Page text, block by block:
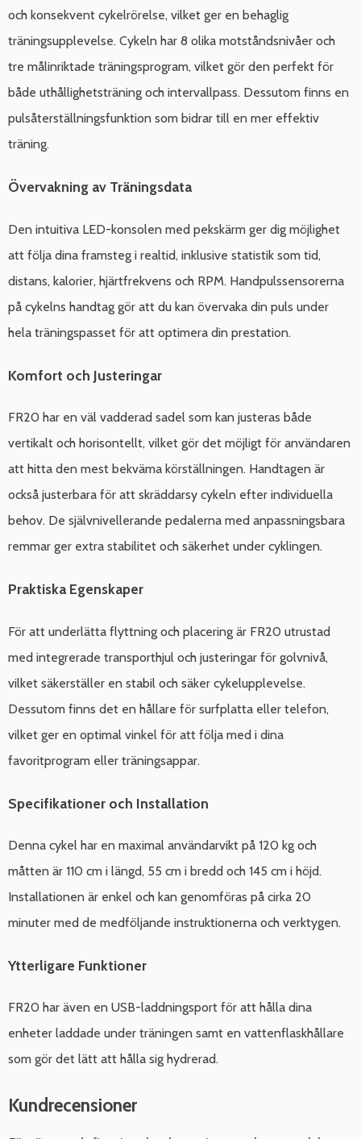
och konsekvent cykelrörelse, vilket ger en behaglig
träningsupplevelse. Cykeln har 8 olika motståndsnivåer och
tre målinriktade träningsprogram, vilket gör den perfekt för
både uthållighetsträning och intervallpass. Dessutom finns en
pulsåterställningsfunktion som bidrar till en mer effektiv
träning.
Övervakning av Träningsdata
Den intuitiva LED-konsolen med pekskärm ger dig möjlighet
att följa dina framsteg i realtid, inklusive statistik som tid,
distans, kalorier, hjärtfrekvens och RPM. Handpulssensorerna
på cykelns handtag gör att du kan övervaka din puls under
hela träningspasset för att optimera din prestation.
Komfort och Justeringar
FR20 har en väl vadderad sadel som kan justeras både
vertikalt och horisontellt, vilket gör det möjligt för användaren
att hitta den mest bekväma körställningen. Handtagen är
också justerbara för att skräddarsy cykeln efter individuella
behov. De självnivellerande pedalerna med anpassningsbara
remmar ger extra stabilitet och säkerhet under cyklingen.
Praktiska Egenskaper
För att underlätta flyttning och placering är FR20 utrustad
med integrerade transporthjul och justeringar för golvnivå,
vilket säkerställer en stabil och säker cykelupplevelse.
Dessutom finns det en hållare för surfplatta eller telefon,
vilket ger en optimal vinkel för att följa med i dina
favoritprogram eller träningsappar.
Specifikationer och Installation
Denna cykel har en maximal användarvikt på 120 kg och
måtten är 110 cm i längd, 55 cm i bredd och 145 cm i höjd.
Installationen är enkel och kan genomföras på cirka 20
minuter med de medföljande instruktionerna och verktygen.
Ytterligare Funktioner
FR20 har även en USB-laddningsport för att hålla dina
enheter laddade under träningen samt en vattenflaskhållare
som gör det lätt att hålla sig hydrerad.
Kundrecensioner